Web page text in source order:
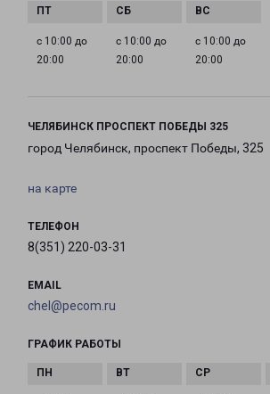
с 10:00 до
20:00
с 10:00 до
20:00
с 10:00 до
20:00
ЧЕЛЯБИНСК ПРОСПЕКТ ПОБЕДЫ 325
город Челябинск, проспект Победы, 325
на карте
ТЕЛЕФОН
8(351) 220-03-31
EMAIL
chel@pecom.ru
ГРАФИК РАБОТЫ